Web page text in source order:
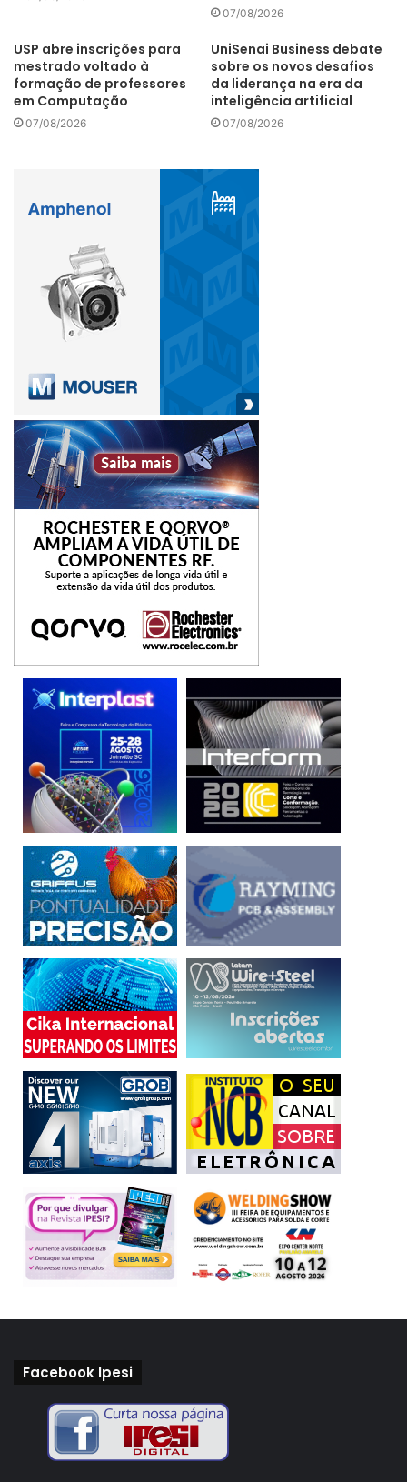
07/08/2026
USP abre inscrições para
mestrado voltado à
formação de professores
em Computação
07/08/2026
UniSenai Business debate
sobre os novos desafios
da liderança na era da
inteligência artificial
07/08/2026
Facebook Ipesi